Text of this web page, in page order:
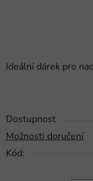
Ideální dárek pro
Dostupnost
Možnosti doručení
Kód: